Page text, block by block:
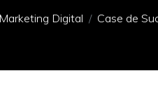
Digital Case de